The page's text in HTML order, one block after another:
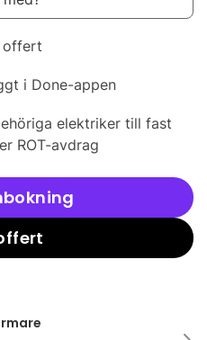
offert
i Done-appen
elektriker till fast
ROT-avdrag